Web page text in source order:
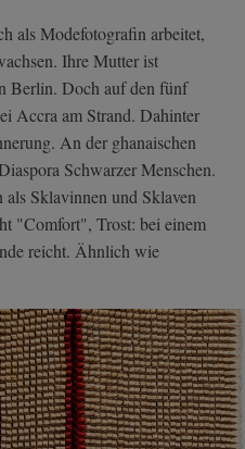
als Modefotografin arbeitet,
Ihre Mutter ist
Berlin. Doch auf den fünf
Accra am Strand. Dahinter
An der ghanaischen
Schwarzer Menschen.
Sklavinnen und Sklaven
"Comfort", Trost: bei einem
reicht. Ähnlich wie